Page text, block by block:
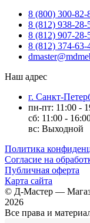
8 (800) 300-82-
8 (812) 938-28-
8 (812) 907-28-
8 (812) 374-63-
Наш адрес
г. Санкт-
пн-пт: 11:00 -
сб: 11:00 -
вс: Выходной
Политика
Согласие на
Публичная оферта
Карта сайта
© Д-Мастер —
2026
Все права и